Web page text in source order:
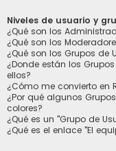
Niveles de usuario y
¿Qué son los
¿Qué son los
¿Qué son los Grupos de
¿Donde están los
ellos?
¿Cómo me convierto en
¿Por qué algunos
colores?
¿Qué es un "Grupo de
¿Qué es el enlace "El